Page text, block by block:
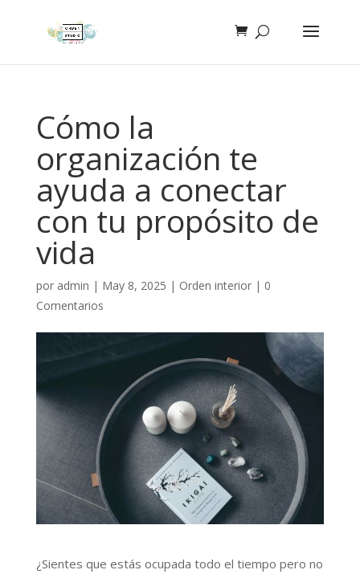
Cómo la
organización te
ayuda a conectar
con tu propósito de
vida
por admin | May 8, 2025 | Orden interior| 0
Comentarios
¿Sientes que estás ocupada todo el tiempo pero no